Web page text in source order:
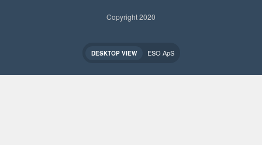
Copyright 2020
DESKTOP VIEW ESO ApS